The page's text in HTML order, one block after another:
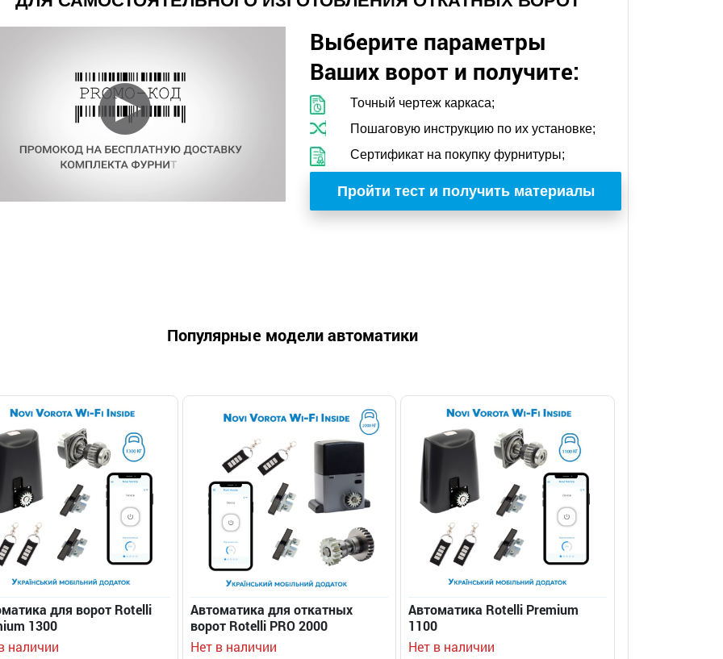
Выберите параметры
Ваших ворот и получите:
Точный чертеж каркаса;
Пошаговую инструкцию по их установке;
Сертификат на покупку фурнитуры;
Пройти тест и получить материалы
Популярные модели автоматики
для ворот Rotelli
1300
наличии
Автоматика для откатных
ворот Rotelli PRO 2000
Нет в наличии
Автоматика Rotelli Premium
1100
Нет в наличии